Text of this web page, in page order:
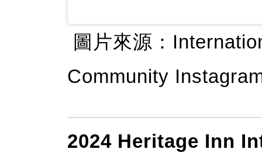
圖片來源：
Community
2024 Heritage Inn